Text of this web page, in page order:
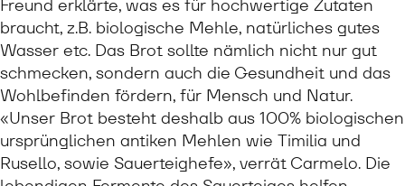
Freund erklärte, was es für hochwertige Zutaten
braucht, z.B. biologische Mehle, natürliches gutes
Wasser etc. Das Brot sollte nämlich nicht nur gut
schmecken, sondern auch die Gesundheit und das
Wohlbefinden fördern, für Mensch und Natur.
«Unser Brot besteht deshalb aus 100% biologischen
ursprünglichen antiken Mehlen wie Timilia und
Rusello, sowie Sauerteighefe», verrät Carmelo. Die